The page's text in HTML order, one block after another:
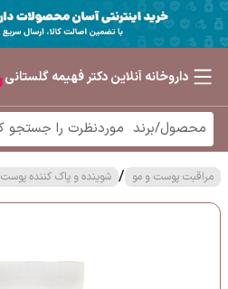
داروخانه آنلاین دکتر فهیمه گلستانی
مراقبت پوست و مو / شوینده و پاک کننده پوست